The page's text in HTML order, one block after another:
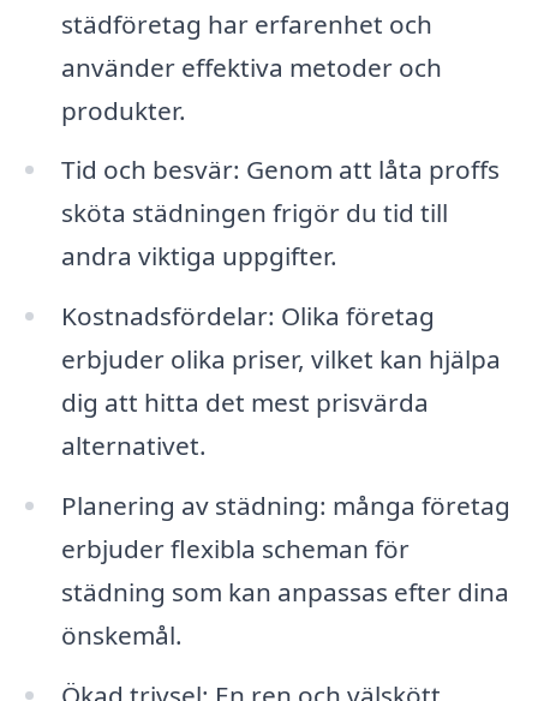
städföretag har erfarenhet och
använder effektiva metoder och
produkter.
Tid och besvär: Genom att låta proffs
sköta städningen frigör du tid till
andra viktiga uppgifter.
Kostnadsfördelar: Olika företag
erbjuder olika priser, vilket kan hjälpa
dig att hitta det mest prisvärda
alternativet.
Planering av städning: många företag
erbjuder flexibla scheman för
städning som kan anpassas efter dina
önskemål.